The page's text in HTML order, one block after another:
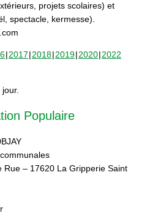
projets scolaires) et
spectacle, kermesse).
2017 2018 2019 2020 2022
Populaire
Rue – 17620 La Gripperie Saint